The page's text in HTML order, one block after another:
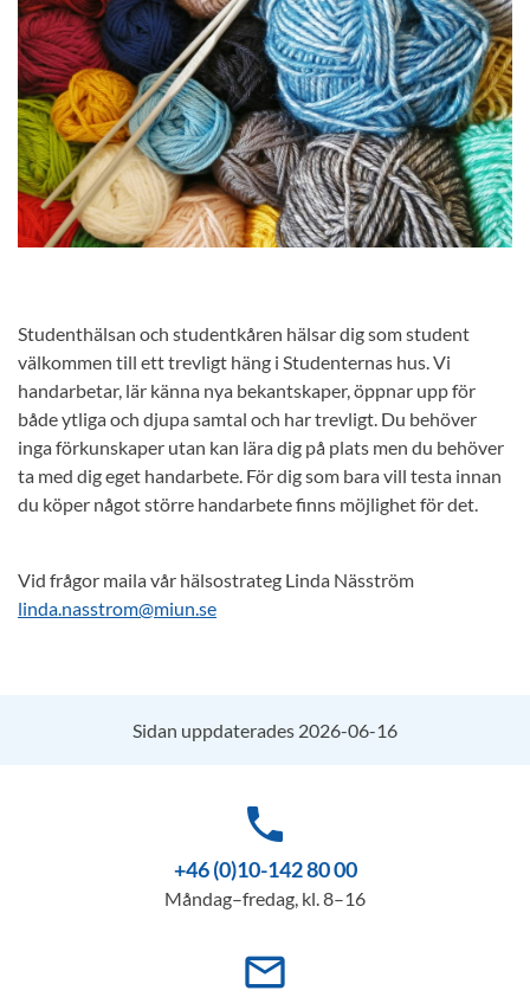
Studenthälsan och studentkåren hälsar dig som student
välkommen till ett trevligt häng i Studenternas hus. Vi
handarbetar, lär känna nya bekantskaper, öppnar upp för
både ytliga och djupa samtal och har trevligt. Du behöver
inga förkunskaper utan kan lära dig på plats men du behöver
ta med dig eget handarbete. För dig som bara vill testa innan
du köper något större handarbete finns möjlighet för det.
Vid frågor maila vår hälsostrateg Linda Näsström
linda.nasstrom@miun.se
Sidan uppdaterades 2026-06-16
phone
+46 (0)10-142 80 00
Måndag–fredag, kl. 8–16
mail_outline